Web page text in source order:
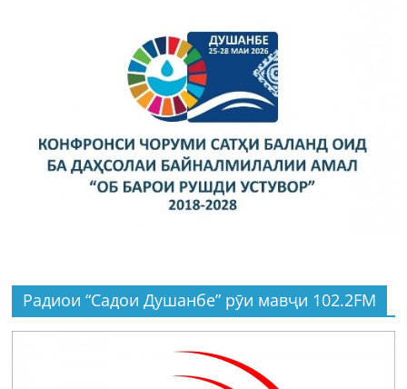
Радиои “Садои Душанбе” рӯи мавҷи 102.2FM